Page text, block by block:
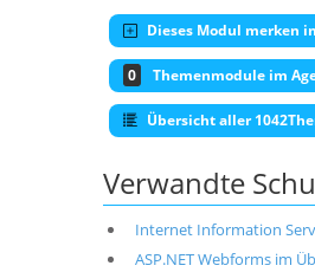
Dieses Modul merken
0 Themenmodule im
Übersicht aller
Verwandte
Internet Information
ASP.NET Webforms im